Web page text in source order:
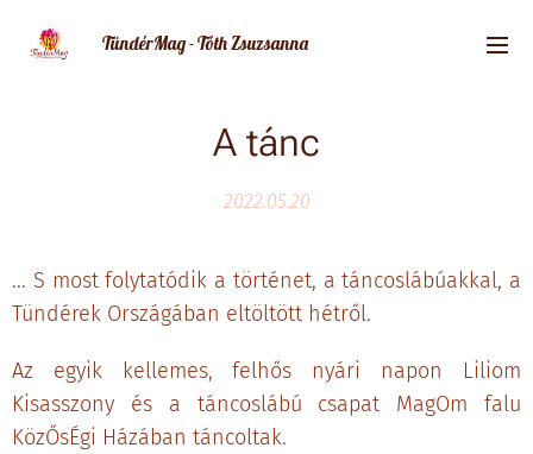
TündérMag - Tóth Zsuzsanna
A tánc
2022.05.20
... S most folytatódik a történet, a táncoslábúakkal, a
Tündérek Országában eltöltött hétről.
Az egyik kellemes, felhős nyári napon Liliom
Kisasszony és a táncoslábú csapat MagOm falu
KözŐsÉgi Házában táncoltak.